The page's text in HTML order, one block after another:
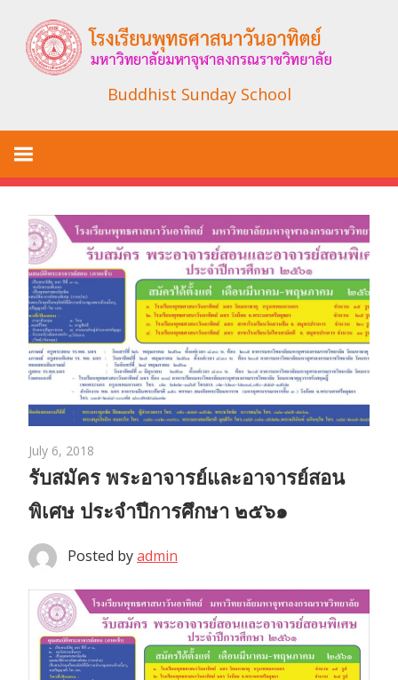
content
Buddhist Sunday School
July 6, 2018
รับสมัคร พระอาจารย์และอาจารย์สอน
พิเศษ ประจำปีการศึกษา ๒๕๖๑
Posted byadmin